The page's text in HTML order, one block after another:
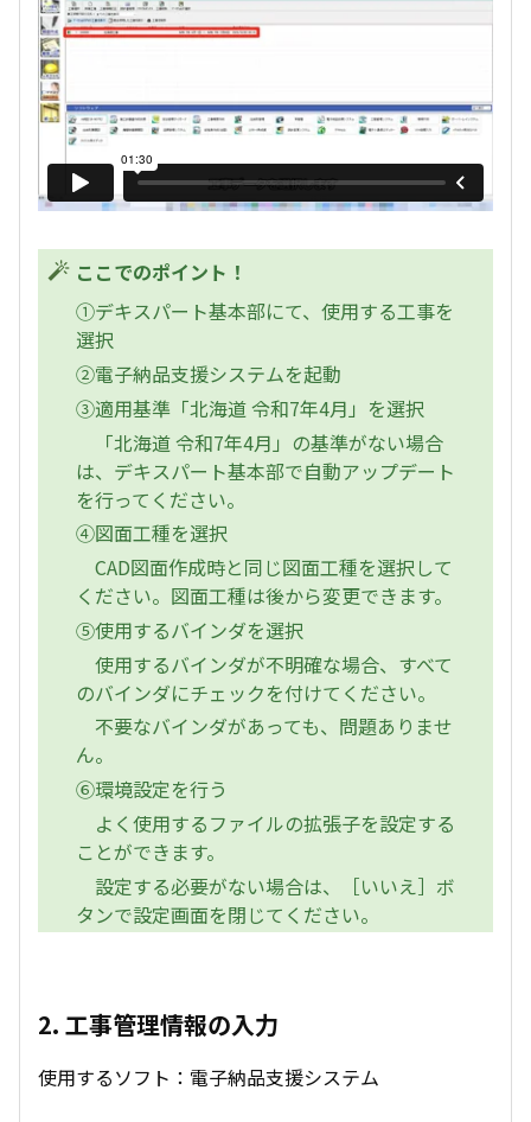
ここでのポイント！
①デキスパート基本部にて、使用する工事を
選択
②電子納品支援システムを起動
③適用基準「北海道 令和7年4月」を選択
「北海道 令和7年4月」の基準がない場合
は、デキスパート基本部で自動アップデート
を行ってください。
④図面工種を選択
CAD図面作成時と同じ図面工種を選択して
ください。図面工種は後から変更できます。
⑤使用するバインダを選択
使用するバインダが不明確な場合、すべて
のバインダにチェックを付けてください。
不要なバインダがあっても、問題ありませ
ん。
⑥環境設定を行う
よく使用するファイルの拡張子を設定する
ことができます。
設定する必要がない場合は、［いいえ］ボ
タンで設定画面を閉じてください。
2. 工事管理情報の入力
使用するソフト：電子納品支援システム